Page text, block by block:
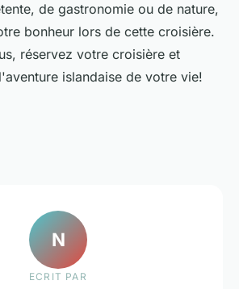
de gastronomie ou de nature,
bonheur lors de cette croisière.
réservez votre croisière et
islandaise de votre vie!
N
ECRIT PAR